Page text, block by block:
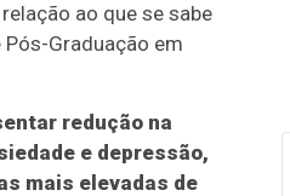
ao que se sabe
Graduação em
redução na
e depressão,
mais elevadas de